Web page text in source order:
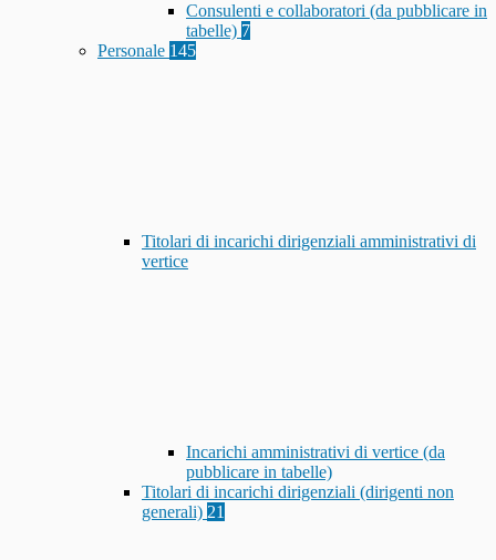
Consulenti e collaboratori (da pubblicare in
tabelle) 7
Personale 145
Titolari di incarichi dirigenziali amministrativi di
vertice
Incarichi amministrativi di vertice (da
pubblicare in tabelle)
Titolari di incarichi dirigenziali (dirigenti non
generali) 21